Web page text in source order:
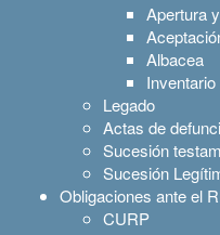
Apertura
Albacea
Legado
Actas de
Sucesión
Sucesión
Obligaciones ante el
CURP